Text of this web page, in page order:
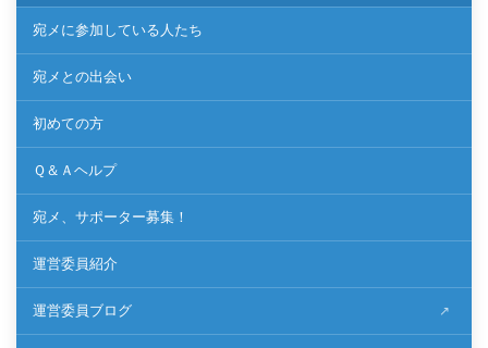
宛メに参加している人たち
宛メとの出会い
初めての方
Ｑ＆Ａヘルプ
宛メ、サポーター募集！
運営委員紹介
運営委員ブログ